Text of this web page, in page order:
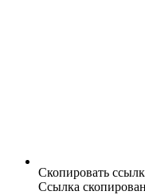
Скопировать
Ссылка